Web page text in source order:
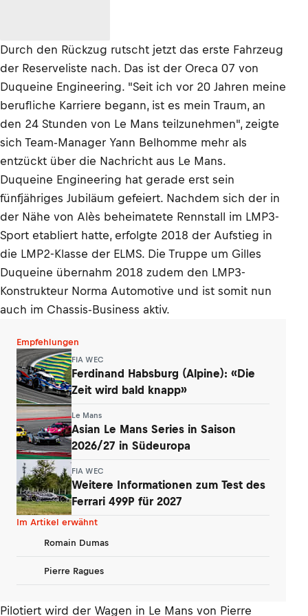
Durch den Rückzug rutscht jetzt das erste Fahrzeug
der Reserveliste nach. Das ist der Oreca 07 von
Duqueine Engineering. "Seit ich vor 20 Jahren meine
berufliche Karriere begann, ist es mein Traum, an
den 24 Stunden von Le Mans teilzunehmen", zeigte
sich Team-Manager Yann Belhomme mehr als
entzückt über die Nachricht aus Le Mans.
Duqueine Engineering hat gerade erst sein
fünfjähriges Jubiläum gefeiert. Nachdem sich der in
der Nähe von Alès beheimatete Rennstall im LMP3-
Sport etabliert hatte, erfolgte 2018 der Aufstieg in
die LMP2-Klasse der ELMS. Die Truppe um Gilles
Duqueine übernahm 2018 zudem den LMP3-
Konstrukteur Norma Automotive und ist somit nun
auch im Chassis-Business aktiv.
Empfehlungen
FIA WEC
Ferdinand Habsburg (Alpine): «Die
Zeit wird bald knapp»
Le Mans
Asian Le Mans Series in Saison
2026/27 in Südeuropa
FIA WEC
Weitere Informationen zum Test des
Ferrari 499P für 2027
Im Artikel erwähnt
Romain Dumas
Pierre Ragues
Pilotiert wird der Wagen in Le Mans von Pierre